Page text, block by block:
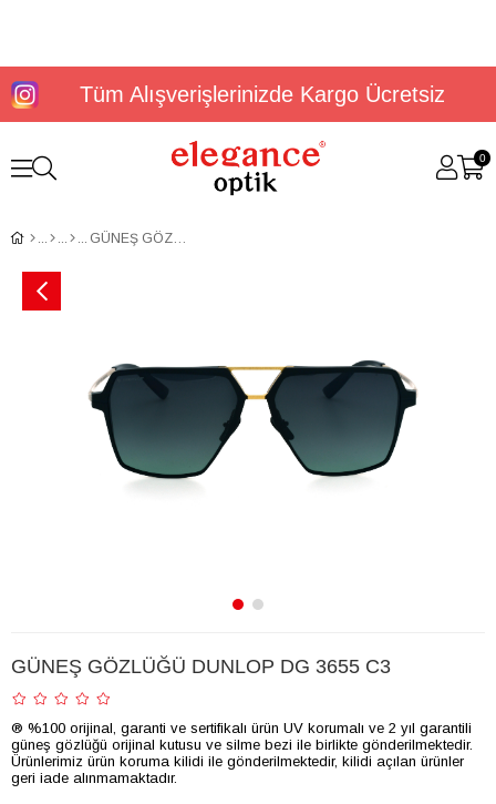
Tüm Alışverişlerinizde Kargo Ücretsiz
0
GÜNEŞ GÖZLÜĞÜ DUNLOP DG 3655 C3
GÜNEŞ GÖZLÜĞÜ DUNLOP DG 3655 C3
® %100 orijinal, garanti ve sertifikalı ürün UV korumalı ve 2 yıl garantili
güneş gözlüğü orijinal kutusu ve silme bezi ile birlikte gönderilmektedir.
Ürünlerimiz ürün koruma kilidi ile gönderilmektedir, kilidi açılan ürünler
geri iade alınmamaktadır.